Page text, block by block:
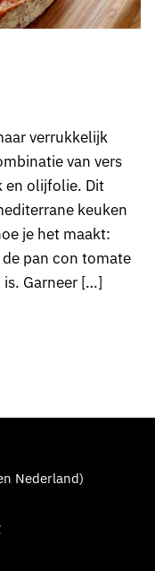
verrukkelijk
van vers
en olijfolie. Dit
keuken
je het maakt:
pan con tomate
Garneer […]
Nederland)